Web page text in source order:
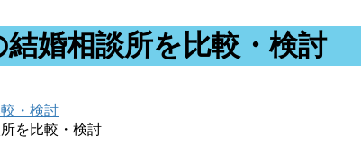
婚相談所を比較・検討
・検討
を比較・検討